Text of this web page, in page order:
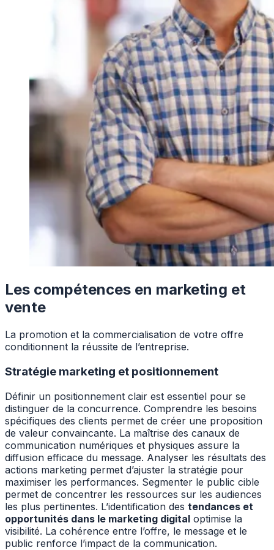
Les compétences en marketing et
vente
La promotion et la commercialisation de votre offre
conditionnent la réussite de l’entreprise.
Stratégie marketing et positionnement
Définir un positionnement clair est essentiel pour se
distinguer de la concurrence. Comprendre les besoins
spécifiques des clients permet de créer une proposition
de valeur convaincante. La maîtrise des canaux de
communication numériques et physiques assure la
diffusion efficace du message. Analyser les résultats des
actions marketing permet d’ajuster la stratégie pour
maximiser les performances. Segmenter le public cible
permet de concentrer les ressources sur les audiences
les plus pertinentes. L’identification des tendances et
opportunités dans le marketing digital optimise la
visibilité. La cohérence entre l’offre, le message et le
public renforce l’impact de la communication.